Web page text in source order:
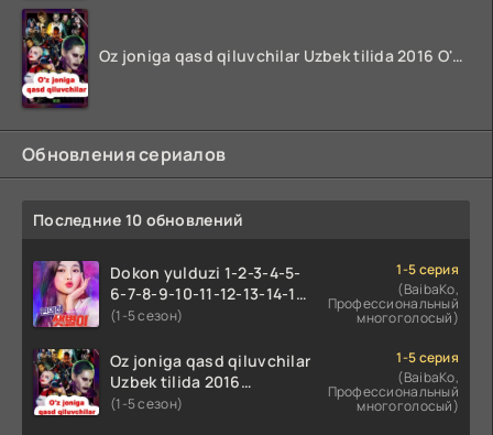
Oz joniga qasd qiluvchilar Uzbek tilida 2016 O'zbekcha tarjima kino 720p HD skachat
Обновления сериалов
Последние 10 обновлений
Dokon yulduzi 1-2-3-4-5-
6-7-8-9-10-11-12-13-14-15-
16-17 Qism Uzbek tilida
qismlari o'zbek tilida
(1-5 сезон)
1-5 серия
(BaibaKo,
Профессиональный
многоголосый)
Oz joniga qasd qiluvchilar
Uzbek tilida 2016
O'zbekcha tarjima kino
(1-5 сезон)
1-5 серия
(BaibaKo,
Профессиональный
многоголосый)